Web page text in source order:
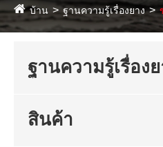
บ้าน ฐานความรู้เรื่องยาง
ฐานความรู้เรื่องย
สินค้า